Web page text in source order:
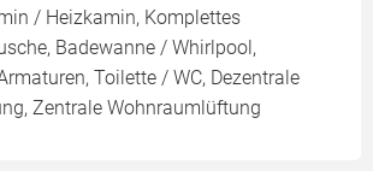
/ Heizkamin, Komplettes
Badewanne / Whirlpool,
Toilette / WC, Dezentrale
Zentrale Wohnraumlüftung